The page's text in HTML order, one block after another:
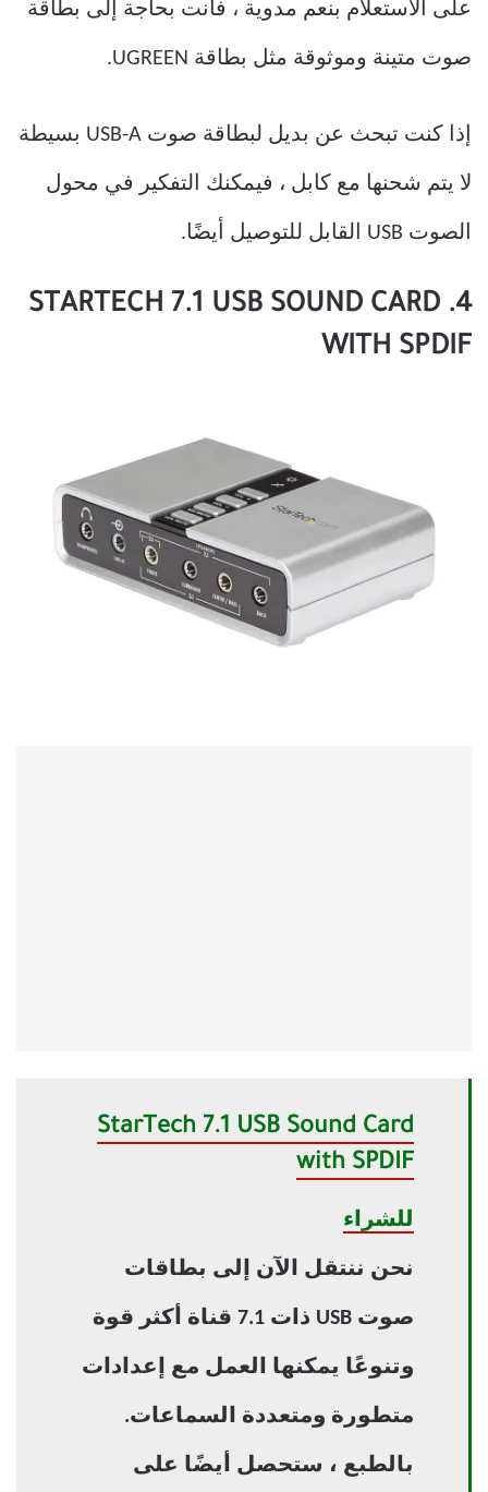
على الاستعلام بنعم مدوية ، فأنت بحاجة إلى بطاقة
صوت متينة وموثوقة مثل بطاقة UGREEN.
إذا كنت تبحث عن بديل لبطاقة صوت USB-A بسيطة
لا يتم شحنها مع كابل ، فيمكنك التفكير في محول
الصوت USB القابل للتوصيل أيضًا.
4. STARTECH 7.1 USB SOUND CARD
WITH SPDIF
StarTech 7.1 USB Sound Card
with SPDIF
للشراء
نحن ننتقل الآن إلى بطاقات
صوت USB ذات 7.1 قناة أكثر قوة
وتنوعًا يمكنها العمل مع إعدادات
متطورة ومتعددة السماعات.
بالطبع ، ستحصل أيضًا على